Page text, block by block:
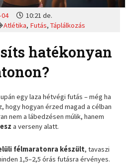
04
10:21 de.
Atlétika, Futás,Táplálkozás
hatékonyan
egy laza hétvégi futás – még ha
hogy hogyan érzed magad a célban
nem a lábedzésen múlik, hanem
a verseny alatt.
félmaratonra készült, tavaszi
1,5–2,5 órás futásra érvényes.